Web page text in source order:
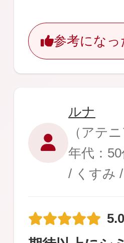
参考になっ
ルナ
（アテ
年代：
/ くすみ /
5.0